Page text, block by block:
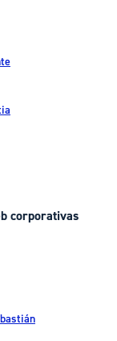
corporativas